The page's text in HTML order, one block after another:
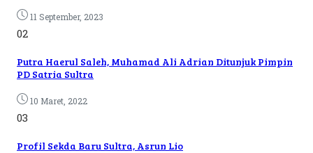
11 September, 2023
02
Putra Haerul Saleh, Muhamad Ali Adrian Ditunjuk Pimpin
PD Satria Sultra
10 Maret, 2022
03
Profil Sekda Baru Sultra, Asrun Lio